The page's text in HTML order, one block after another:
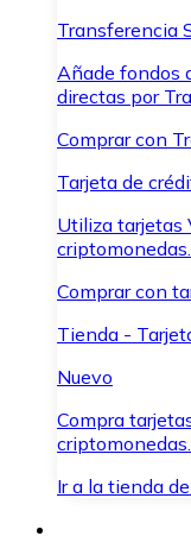
Transferencia
Añade fondos
directas por
Comprar con
Tarjeta de
Utiliza tarjetas
criptomonedas.
Comprar con
Tienda -
Nuevo
Compra
criptomonedas.
Ir a la tienda